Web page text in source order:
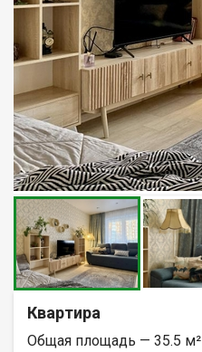
Квартира
Общая площадь — 35.5 м²